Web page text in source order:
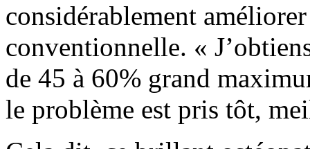
considérablement
conventionnelle. «
de 45 à 60% grand
le problème est pris tôt,